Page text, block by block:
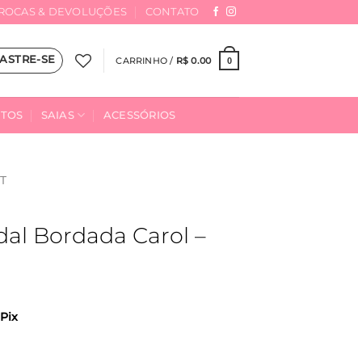
& DEVOLUÇÕES CONTATO
SE CARRINHO / R$ 0.00 0
SAIAS ACESSÓRIOS
Bordada Carol –